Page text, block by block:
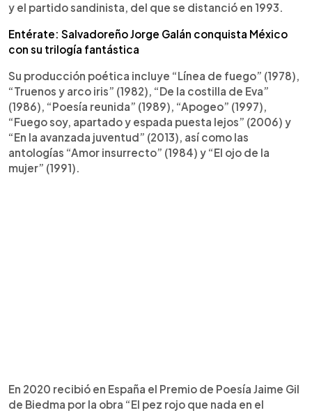
y el partido sandinista, del que se distanció en 1993.
Entérate: Salvadoreño Jorge Galán conquista México
con su trilogía fantástica
Su producción poética incluye “Línea de fuego” (1978),
“Truenos y arco iris” (1982), “De la costilla de Eva”
(1986), “Poesía reunida” (1989), “Apogeo” (1997),
“Fuego soy, apartado y espada puesta lejos” (2006) y
“En la avanzada juventud” (2013), así como las
antologías “Amor insurrecto” (1984) y “El ojo de la
mujer” (1991).
En 2020 recibió en España el Premio de Poesía Jaime Gil
de Biedma por la obra “El pez rojo que nada en el